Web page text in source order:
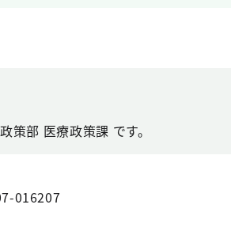
策部 医療政策課 です。
016207